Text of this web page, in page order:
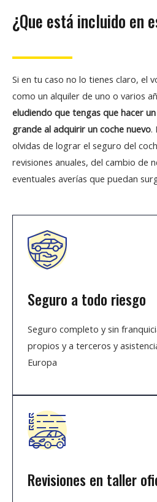
¿Que está incluido en
Si en tu caso no lo tienes claro, el
como un alquiler de uno o varios
eludiendo que tengas que hacer
grande al adquirir un coche nuevo.
olvidas de lograr el seguro del
revisiones anuales, del cambio de
eventuales averías que puedan
Seguro a todo riesgo
Seguro completo y sin
propios y a terceros y
Europa
Revisiones en taller